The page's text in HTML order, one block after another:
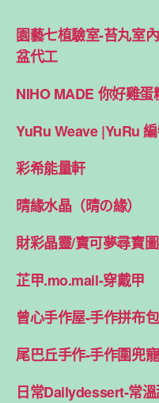
園藝七植驗室-苔丸室
盆代工
NIHO MADE 你好雞蛋
YuRu Weave |YuRu
彩希能量軒
晴緣水晶（晴の緣）
財彩晶靈/寶可夢尋寶
芷甲.mo.mail-穿戴甲
曾心手作屋-手作拼布
尾巴丘手作-手作圍兜
日常Dailydessert-常